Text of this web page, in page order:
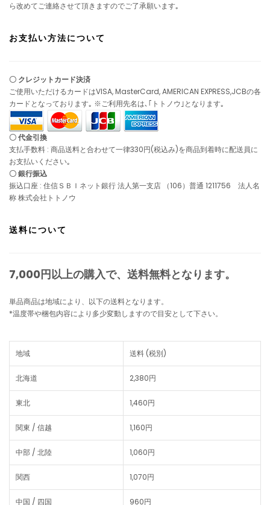
ら改めてご連絡させて頂きますのでご了承願います｡
お支払い方法について
〇 クレジットカード決済
ご使用いただけるカードはVISA, MasterCard, AMERICAN EXPRESS,JCBの各
カードとなっております｡ ※ご利用先名は､｢トトノウ｣となります｡
〇 代金引換
支払手数料 : 商品送料と合わせて一律330円(税込み)を商品到着時に配送員に
お支払いください｡
〇 銀行振込
振込口座 : 住信ＳＢＩネット銀行 法人第一支店 （106）普通 1211756 法人名
称 株式会社トトノウ
送料について
7,000円以上の購入で、 送料無料となります。
単品商品は地域により、以下の送料となります。
*温度帯や梱包内容により多少変動しますので目安として下さい。
地域 送料 (税別)
北海道 2,380円
東北 1,460円
関東 / 信越 1,160円
中部 / 北陸 1,060円
関西 1,070円
中国 / 四国 960円